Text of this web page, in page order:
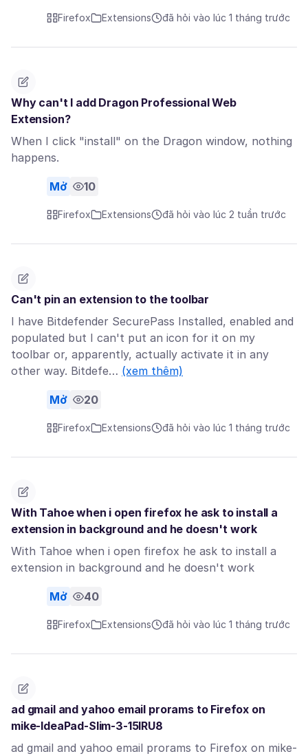
Firefox Extensions đã hỏi vào lúc 1 tháng trước
Why can't I add Dragon Professional Web
Extension?
When I click "install" on the Dragon window, nothing
happens.
Mở 10
Firefox Extensions đã hỏi vào lúc 2 tuần trước
Can't pin an extension to the toolbar
I have Bitdefender SecurePass Installed, enabled and
populated but I can't put an icon for it on my
toolbar or, apparently, actually activate it in any
other way. Bitdefe… (xem thêm)
Mở 20
Firefox Extensions đã hỏi vào lúc 1 tháng trước
With Tahoe when i open firefox he ask to install a
extension in background and he doesn't work
With Tahoe when i open firefox he ask to install a
extension in background and he doesn't work
Mở 40
Firefox Extensions đã hỏi vào lúc 1 tháng trước
ad gmail and yahoo email prorams to Firefox on
mike-IdeaPad-Slim-3-15IRU8
ad gmail and yahoo email prorams to Firefox on mike-